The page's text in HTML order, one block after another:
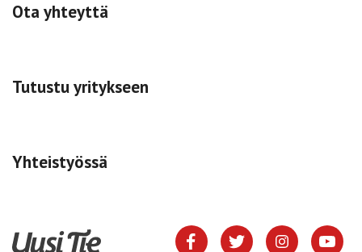
Ota yhteyttä
Tutustu yritykseen
Yhteistyössä